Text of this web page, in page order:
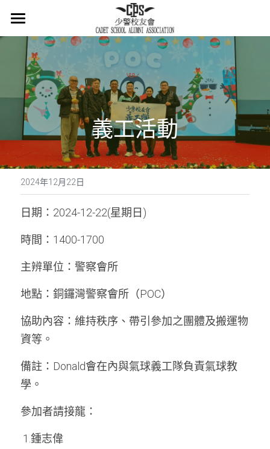
主頁
關於我們
會章
少警冷知識
最新消息
活在當下
活動概覽
集體回憶
懷緬過去
周年紀念
本會近況
會員登記
名譽會員登記
學警預備班會員登記
銷售服務
聯絡我們
義工活動
2024年12月22日
日期：2024-12-22(星期日)
時間：1400-1700
主辨單位：警察會所
地點：銅鑼灣警察會所（POC）
協助內容：維持秩序、帶引參加之團體及搬運物
資等。
備註：Donald會在內與氣球義工隊負責氣球教
學。
參加者請接龍：
1.鍾志偉
商品分類
所有商品分類